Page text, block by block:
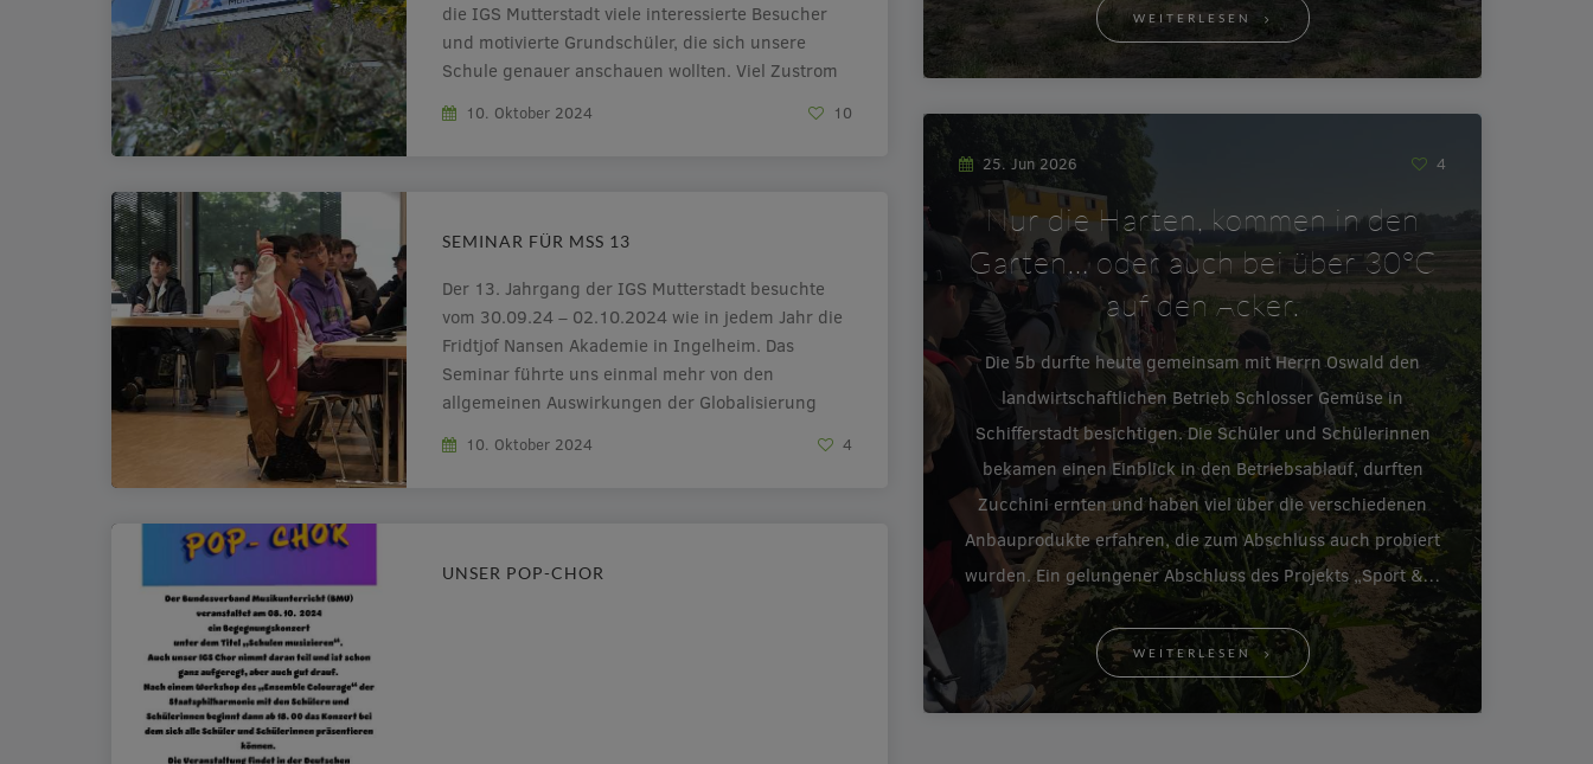
die IGS Mutterstadt viele interessierte Besucher
und motivierte Grundschüler, die sich unsere
Schule genauer anschauen wollten. Viel Zustrom
Führungen durch den Unterricht und über das
10. Oktober 2024 10
SEMINAR FÜR MSS 13
Der 13. Jahrgang der IGS Mutterstadt besuchte
vom 30.09.24 – 02.10.2024 wie in jedem Jahr die
Fridtjof Nansen Akademie in Ingelheim. Das
Seminar führte uns einmal mehr von den
allgemeinen Auswirkungen der Globalisierung
globalen Südens zu den Beispielen Indien und
10. Oktober 2024 4
UNSER POP-CHOR
WEITERLESEN
25. Jun 2026 4
Nur die Harten, kommen in den
Garten… oder auch bei über 30°C
auf den Acker.
Die 5b durfte heute gemeinsam mit Herrn Oswald den
landwirtschaftlichen Betrieb Schlosser Gemüse in
Schifferstadt besichtigen. Die Schüler und Schülerinnen
bekamen einen Einblick in den Betriebsablauf, durften
Zucchini ernten und haben viel über die verschiedenen
Anbauprodukte erfahren, die zum Abschluss auch probiert
wurden. Ein gelungener Abschluss des Projekts „Sport &…
WEITERLESEN